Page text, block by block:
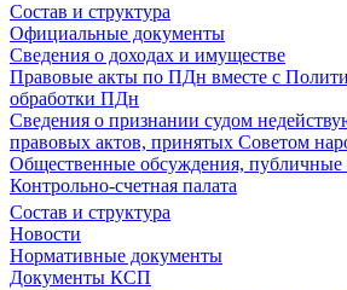
Состав и структура
Официальные документы
Сведения о доходах и имуществе
Правовые акты по ПДн вместе с
обработки ПДн
Сведения о признании судом
правовых актов, принятых Советом
Общественные обсуждения, публичные
Контрольно-счетная палата
Состав и структура
Новости
Нормативные документы
Документы КСП